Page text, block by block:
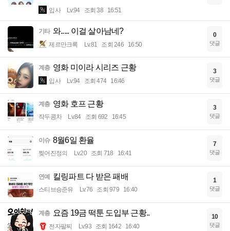
입사 Lv.94 조회 38 16:51
기타 와..... 이걸 살아남네?
제르만크록 Lv.81 조회 246 16:50
0
댓글
계층 영화 미이라 시리즈 근황
입사 Lv.94 조회 474 16:46
3
댓글
계층 영화 호프 근황
작두콩차 Lv.84 조회 692 16:45
3
댓글
이슈 8월6일 환율
찢어진정의 Lv.20 조회 718 16:41
7
댓글
연예 킬링파트 다 받은 패배
스티브승준유 Lv.76 조회 979 16:40
1
댓글
계층 요즘 19금 떡툰 도입부 근황..
전자팔찌 Lv.93 조회 1642 16:40
10
댓글